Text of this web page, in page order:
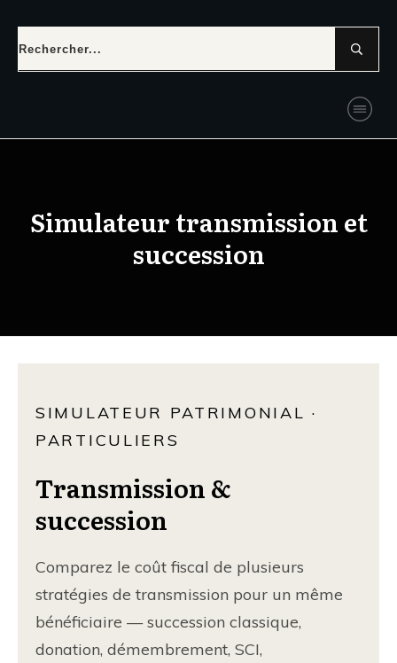
Simulateur transmission et
succession
SIMULATEUR PATRIMONIAL ·
PARTICULIERS
Transmission &
succession
Comparez le coût fiscal de plusieurs
stratégies de transmission pour un même
bénéficiaire — succession classique,
donation, démembrement, SCI,